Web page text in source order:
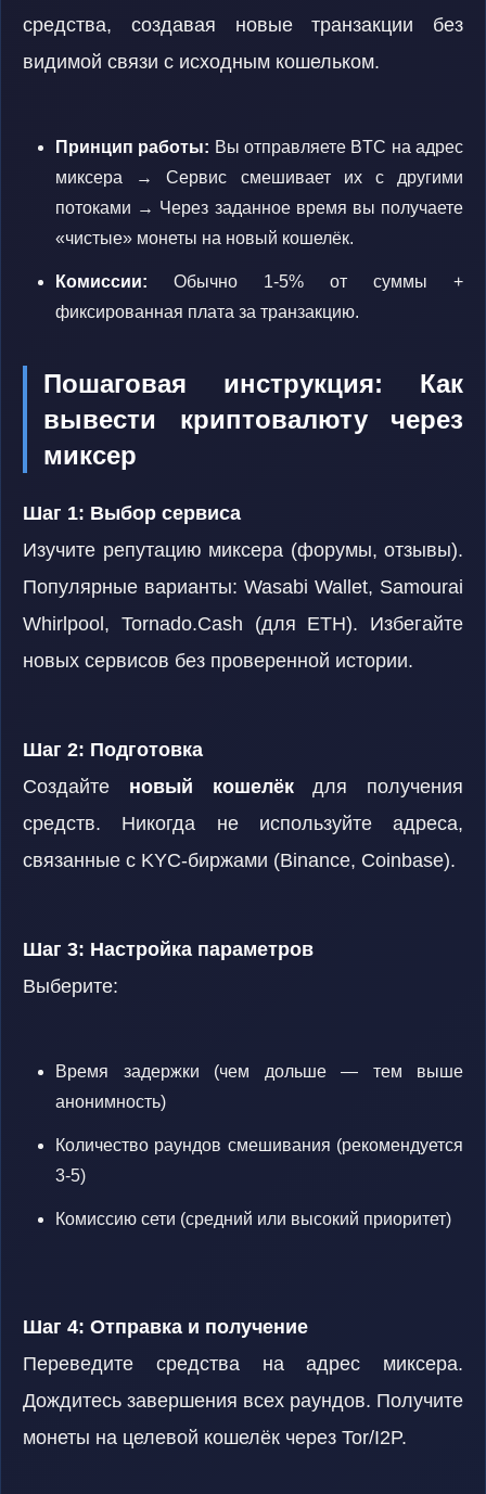
средства, создавая новые транзакции без
видимой связи с исходным кошельком.
Принцип работы: Вы отправляете BTC на адрес
миксера → Сервис смешивает их с другими
потоками → Через заданное время вы получаете
«чистые» монеты на новый кошелёк.
Комиссии: Обычно 1-5% от суммы +
фиксированная плата за транзакцию.
Пошаговая инструкция: Как
вывести криптовалюту через
миксер
Шаг 1: Выбор сервиса
Изучите репутацию миксера (форумы, отзывы).
Популярные варианты: Wasabi Wallet, Samourai
Whirlpool, Tornado.Cash (для ETH). Избегайте
новых сервисов без проверенной истории.
Шаг 2: Подготовка
Создайте новый кошелёкдля получения
средств. Никогда не используйте адреса,
связанные с KYC-биржами (Binance, Coinbase).
Шаг 3: Настройка параметров
Выберите:
Время задержки (чем дольше — тем выше
анонимность)
Количество раундов смешивания (рекомендуется
3-5)
Комиссию сети (средний или высокий приоритет)
Шаг 4: Отправка и получение
Переведите средства на адрес миксера.
Дождитесь завершения всех раундов. Получите
монеты на целевой кошелёк через Tor/I2P.